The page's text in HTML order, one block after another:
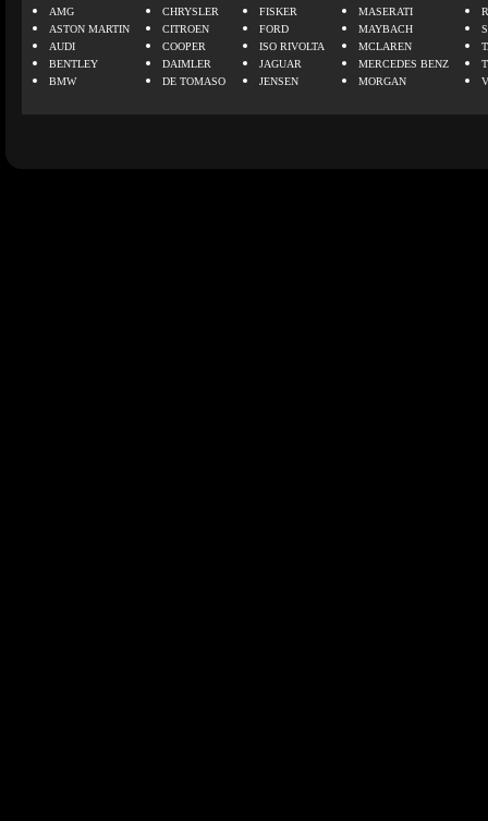
AMG
ASTON MARTIN
AUDI
BENTLEY
BMW
CHRYSLER
CITROEN
COOPER
DAIMLER
DE TOMASO
FISKER
FORD
ISO RIVOLTA
JAGUAR
JENSEN
MASERATI
MAYBACH
MCLAREN
MERCEDES BENZ
MORGAN